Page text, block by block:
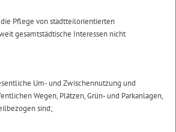
Pflege von stadtteilorientierten
gesamtstädtische Interessen nicht
Um- und Zwischennutzung und
Wegen, Plätzen, Grün- und Parkanlagen,
sind;